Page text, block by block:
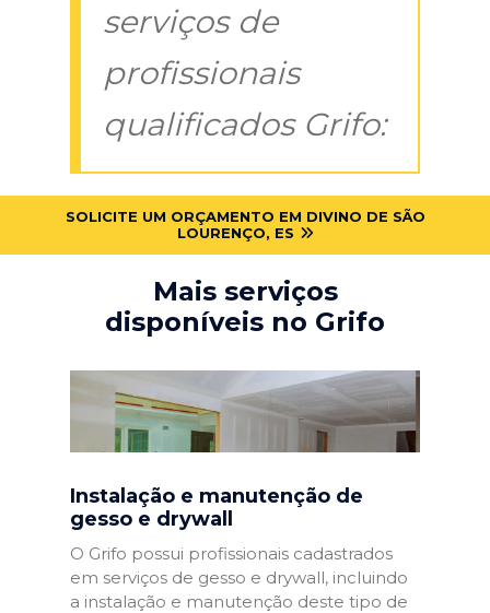
serviços de
profissionais
qualificados Grifo:
SOLICITE UM ORÇAMENTO EM DIVINO DE SÃO
LOURENÇO, ES
Mais serviços
disponíveis no Grifo
Instalação e manutenção de
gesso e drywall
O Grifo possui profissionais cadastrados
em serviços de gesso e drywall, incluindo
a instalação e manutenção deste tipo de